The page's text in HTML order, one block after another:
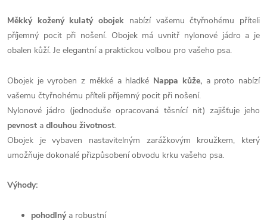
Měkký kožený kulatý obojek nabízí vašemu čtyřnohému příteli
příjemný pocit při nošení. Obojek má uvnitř nylonové jádro a je
obalen kůží. Je elegantní a praktickou volbou pro vašeho psa.
Obojek je vyroben z měkké a hladké Nappa kůže,a proto nabízí
vašemu čtyřnohému příteli příjemný pocit při nošení.
Nylonové jádro (jednoduše opracovaná těsnící nit) zajišťuje jeho
pevnost a dlouhou životnost.
Obojek je vybaven nastavitelným zarážkovým kroužkem, který
umožňuje dokonalé přizpůsobení obvodu krku vašeho psa.
Výhody:
pohodlnýa robustní